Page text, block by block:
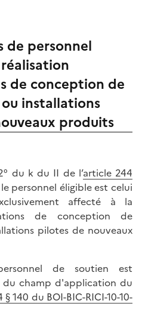
de personnel
de conception de
installations
produits
du k du II de l’article 244
personnel éligible est celui
affecté à la
de conception de
pilotes de nouveaux
de soutien est
du champ d'application du
§ 140 du BOI-BIC-RICI-10-10-